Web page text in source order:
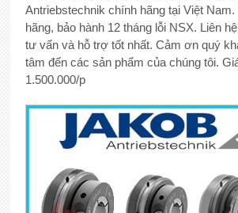
Antriebstechnik chính hãng tại Việt
hãng, bảo hành 12 tháng lỗi NSX. Liên
tư vấn và hỗ trợ tốt nhất. Cảm ơn quý
tâm đến các sản phẩm của chúng tôi.
1.500.000/p